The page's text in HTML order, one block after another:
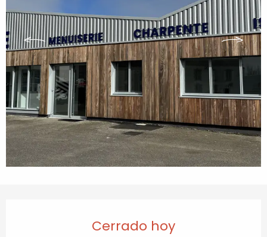
Cerrado hoy